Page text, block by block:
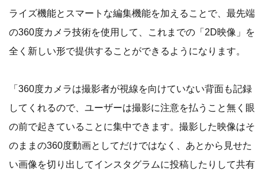
ライズ機能とスマートな編集機能を加えることで、最先端
の360度カメラ技術を使用して、これまでの「2D映像」を
全く新しい形で提供することができるようになります。
「360度カメラは撮影者が視線を向けていない背面も記録
してくれるので、ユーザーは撮影に注意を払うこと無く眼
の前で起きていることに集中できます。撮影した映像はそ
のままの360度動画としてだけではなく、あとから見せた
い画像を切り出してインスタグラムに投稿したりして共有